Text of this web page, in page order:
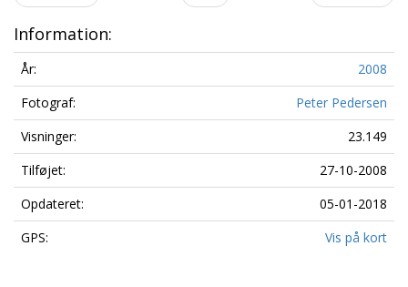
Information:
År:
2008
Fotograf:
Peter Pedersen
Visninger:
23.149
Tilføjet:
27-10-2008
Opdateret:
05-01-2018
GPS:
Vis på kort